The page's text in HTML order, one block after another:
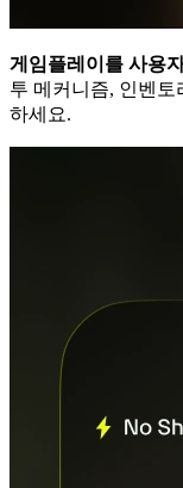
게임플레이를 사용
투 메커니즘, 인벤토
하세요.